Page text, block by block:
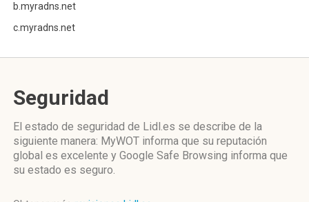
b.myradns.net
c.myradns.net
Seguridad
El estado de seguridad de Lidl.es se describe de la
siguiente manera: MyWOT informa que su reputación
global es excelente y Google Safe Browsing informa que
su estado es seguro.